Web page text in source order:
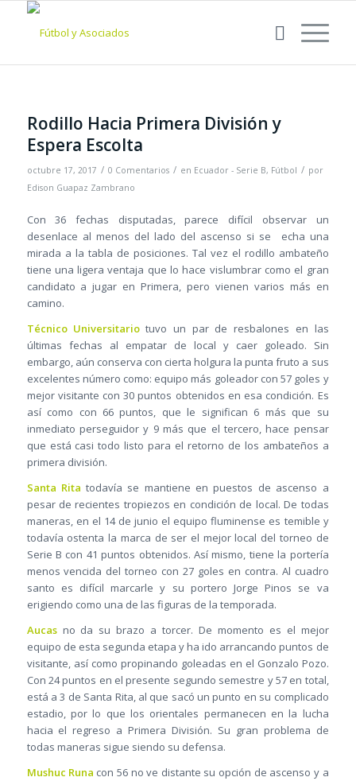
Rodillo Hacia Primera División y
Espera Escolta
octubre 17, 2017 / 0 Comentarios / en Ecuador - Serie B, Fútbol / por
Edison Guapaz Zambrano
Con 36 fechas disputadas, parece difícil observar un
desenlace al menos del lado del ascenso si se echa una
mirada a la tabla de posiciones. Tal vez el rodillo ambateño
tiene una ligera ventaja que lo hace vislumbrar como el gran
candidato a jugar en Primera, pero vienen varios más en
camino.
Técnico Universitariotuvo un par de resbalones en las
últimas fechas al empatar de local y caer goleado. Sin
embargo, aún conserva con cierta holgura la punta fruto a sus
excelentes número como: equipo más goleador con 57 goles y
mejor visitante con 30 puntos obtenidos en esa condición. Es
así como con 66 puntos, que le significan 6 más que su
inmediato perseguidor y 9 más que el tercero, hace pensar
que está casi todo listo para el retorno de los ambateños a
primera división.
Santa Rita todavía se mantiene en puestos de ascenso a
pesar de recientes tropiezos en condición de local. De todas
maneras, en el 14 de junio el equipo fluminense es temible y
todavía ostenta la marca de ser el mejor local del torneo de
Serie B con 41 puntos obtenidos. Así mismo, tiene la portería
menos vencida del torneo con 27 goles en contra. Al cuadro
santo es difícil marcarle y su portero Jorge Pinos se va
erigiendo como una de las figuras de la temporada.
Aucasno da su brazo a torcer. De momento es el mejor
equipo de esta segunda etapa y ha ido arrancando puntos de
visitante, así como propinando goleadas en el Gonzalo Pozo.
Con 24 puntos en el presente segundo semestre y 57 en total,
está a 3 de Santa Rita, al que sacó un punto en su complicado
estadio, por lo que los orientales permanecen en la lucha
hacia el regreso a Primera División. Su gran problema de
todas maneras sigue siendo su defensa.
Mushuc Runa con 56 no ve distante su opción de ascenso y a